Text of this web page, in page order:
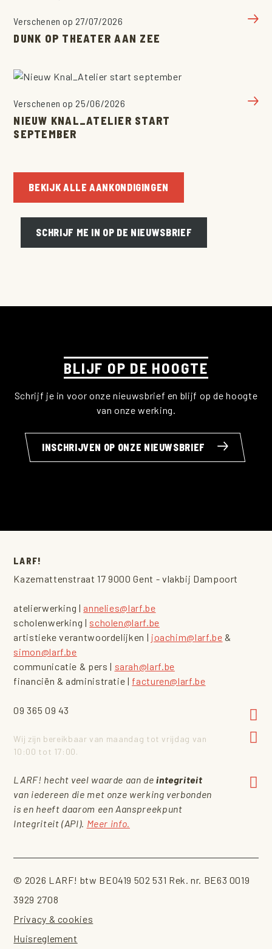
ATELIERS
SCHOLEN
TEAM
OVER LARF!
CONTACT
Verschenen op 27/07/2026
DUNK OP THEATER AAN ZEE
Verschenen op 25/06/2026
NIEUW KNAL_ATELIER START
SEPTEMBER
BEKIJK ALLE AANKONDIGINGEN
SCHRIJF ME IN OP DE NIEUWSBRIEF
BLIJF OP DE HOOGTE
Schrijf je in voor onze nieuwsbrief en blijf op de hoogte
van onze werking.
INSCHRIJVEN OP ONZE NIEUWSBRIEF
LARF!
Kazemattenstraat 17 9000 Gent - vlakbij Dampoort
atelierwerking | annelies@larf.be
scholenwerking | scholen@larf.be
artistieke verantwoordelijken | joachim@larf.be &
simon@larf.be
communicatie & pers | sarah@larf.be
financiën & administratie | facturen@larf.be
09 365 09 43
Wij zijn bereikbaar van maandag tot vrijdag van
10:00 tot 17:00.
LARF! hecht veel waarde aan deintegriteit
van iedereen die met onze werking verbonden
is en heeft daarom een Aanspreekpunt
Integriteit (API). Meer info.
© 2026 LARF! btw BE0419 502 531 Rek. nr. BE63 0019
3929 2708
Privacy & cookies
Huisreglement